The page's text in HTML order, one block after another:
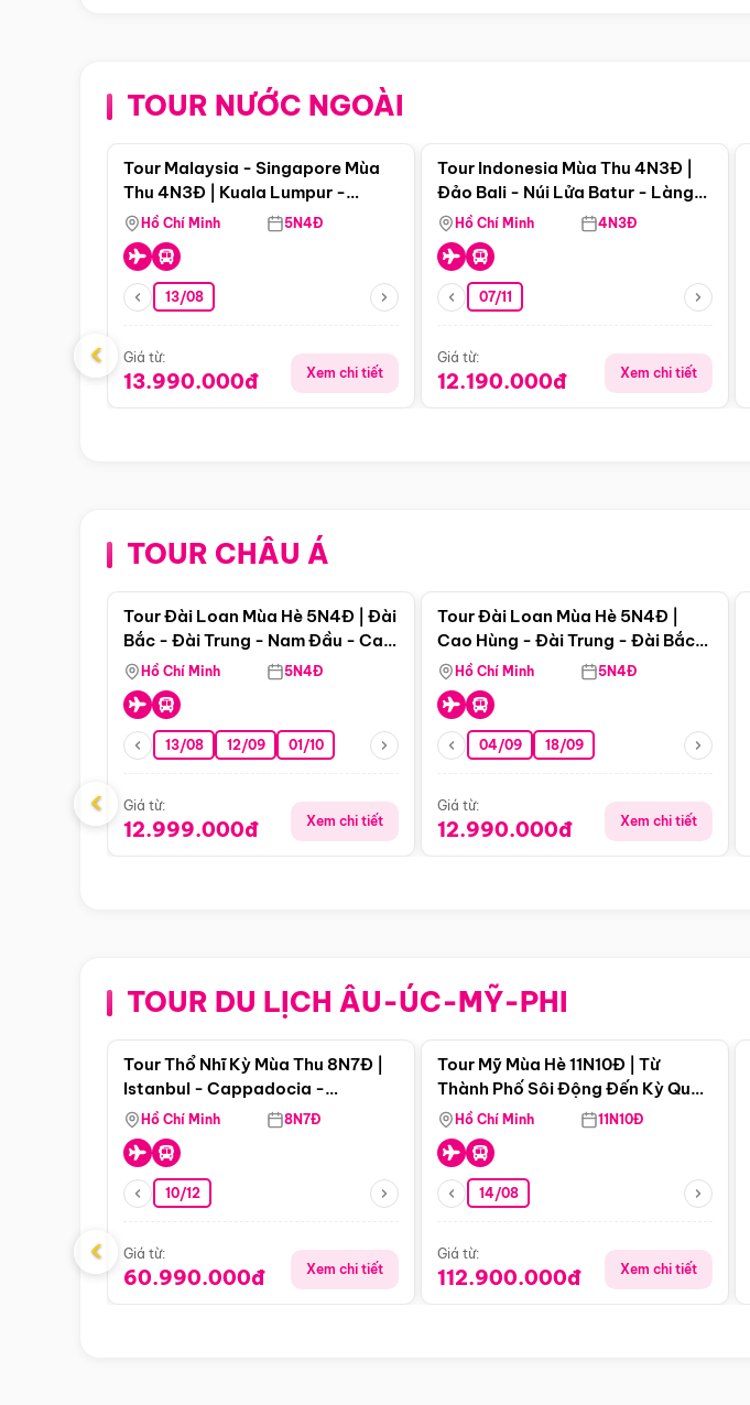
TOUR NƯỚC NGOÀI
Điểm nổi bật
Tour Malaysia - Singapore Mùa
Thu 4N3Đ | Kuala Lumpur -
Malacca - Johor Baru -
Singapore
Hồ Chí Minh 5N4Đ
13/08
Giá từ:
13.990.000đ Xem chi tiết
Tour Indonesia Mùa Thu 4N3Đ |
Đảo Bali - Núi Lửa Batur - Làng
Penglipuran
Hồ Chí Minh 4N3Đ
07/11
Giá từ:
12.190.000đ Xem chi tiết
‹
TOUR CHÂU ÁĐiểm nổi bật
Tour Đài Loan Mùa Hè 5N4Đ | Đài
Bắc - Đài Trung - Nam Đầu - Cao
Hùng ( Bay Vn)
Hồ Chí Minh 5N4Đ
13/08 12/09 01/10
Giá từ:
12.999.000đ Xem chi tiết
Tour Đài Loan Mùa Hè 5N4Đ |
Cao Hùng - Đài Trung - Đài Bắc
(Bay Vj)
Hồ Chí Minh 5N4Đ
04/09 18/09
Giá từ:
12.990.000đ Xem chi tiết
‹
TOUR DU LỊCH ÂU-ÚC-MỸ-PHI
Điểm nổi bật
Tour Thổ Nhĩ Kỳ Mùa Thu 8N7Đ |
Istanbul - Cappadocia -
Pamukkale
Hồ Chí Minh 8N7Đ
10/12
Giá từ:
60.990.000đ Xem chi tiết
Tour Mỹ Mùa Hè 11N10Đ | Từ
Thành Phố Sôi Động Đến Kỳ Quan
Thiên Nhiên Mỹ
Hồ Chí Minh 11N10Đ
14/08
Giá từ:
112.900.000đ Xem chi tiết
‹